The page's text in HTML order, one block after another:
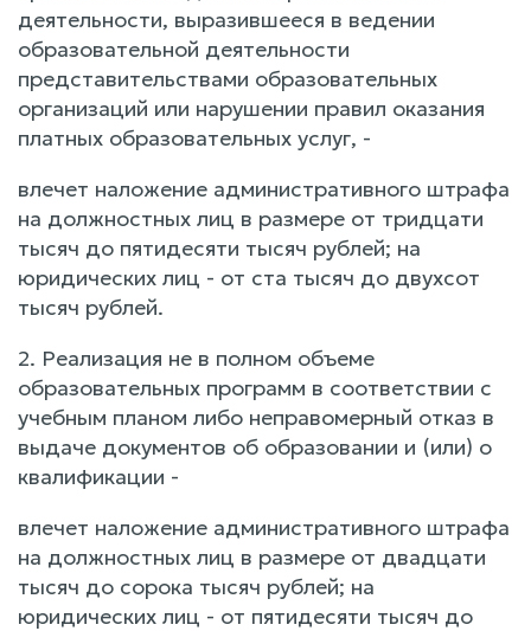
деятельности, выразившееся в ведении
образовательной деятельности
представительствами образовательных
организаций или нарушении правил оказания
платных образовательных услуг, -
влечет наложение административного штрафа
на должностных лиц в размере от тридцати
тысяч до пятидесяти тысяч рублей; на
юридических лиц - от ста тысяч до двухсот
тысяч рублей.
2. Реализация не в полном объеме
образовательных программ в соответствии с
учебным планом либо неправомерный отказ в
выдаче документов об образовании и (или) о
квалификации -
влечет наложение административного штрафа
на должностных лиц в размере от двадцати
тысяч до сорока тысяч рублей; на
юридических лиц - от пятидесяти тысяч до